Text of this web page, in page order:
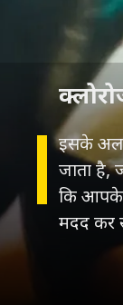
इसके
जाता है,
कि आपके
मदद कर